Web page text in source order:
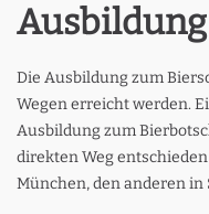
Ausbildung
Die Ausbildung zum
Wegen erreicht werden.
Ausbildung zum
direkten Weg
München, den anderen in